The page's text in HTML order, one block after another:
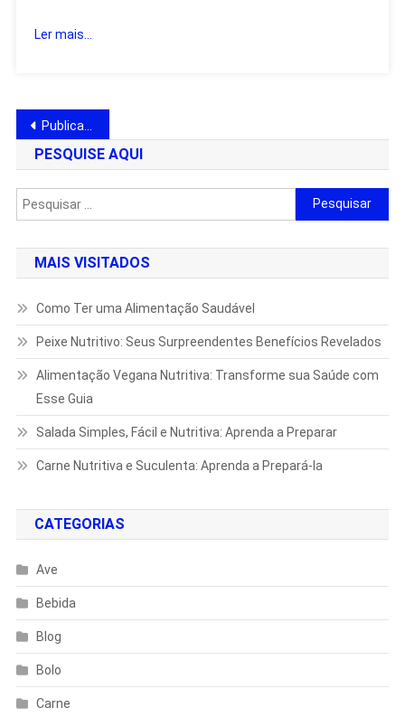
Ler mais...
Navegação
por
posts
Publicações mais antigas
PESQUISE AQUI
Pesquisar
por:
MAIS VISITADOS
Como Ter uma Alimentação Saudável
Peixe Nutritivo: Seus Surpreendentes Benefícios Revelados
Alimentação Vegana Nutritiva: Transforme sua Saúde com
Esse Guia
Salada Simples, Fácil e Nutritiva: Aprenda a Preparar
Carne Nutritiva e Suculenta: Aprenda a Prepará-la
CATEGORIAS
Ave
Bebida
Blog
Bolo
Carne